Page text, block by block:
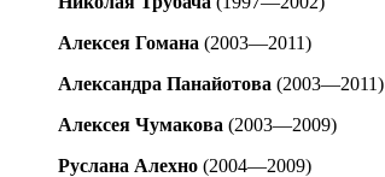
Алексея Гомана (2003—2011)
Александра Панайотова (2003—2011)
Алексея Чумакова (2003—2009)
Руслана Алехно (2004—2009)